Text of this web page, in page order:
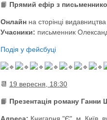
📙 Прямий ефір з
Онлайн на сторінці
Учасники: письменник
Подія у фейсбуці
📆 19 вересня, 18:30
📙 Презентація роману Ганни